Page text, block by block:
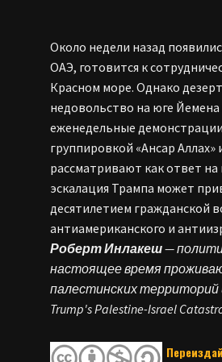
Около недели назад
ОАЭ, готовится к
Красном море. Однако
недовольство на юге
еженедельные
группировкой «Ансар
рассматривают как ответ
эскалация Трампа может
десятилетием гражданской
антиамериканского и
Роберт Инлакеш—
настоящее время
палестинских территорий
Trump's Palestine-Israel